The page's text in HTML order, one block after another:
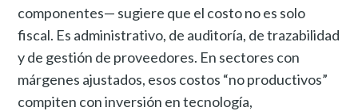
componentes— sugiere que el costo no es solo
fiscal. Es administrativo, de auditoría, de trazabilidad
y de gestión de proveedores. En sectores con
márgenes ajustados, esos costos “no productivos”
compiten con inversión en tecnología,